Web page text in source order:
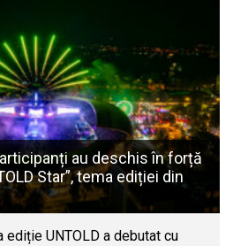
au deschis în forță
Star”, tema ediției din
ediție UNTOLD a debutat cu